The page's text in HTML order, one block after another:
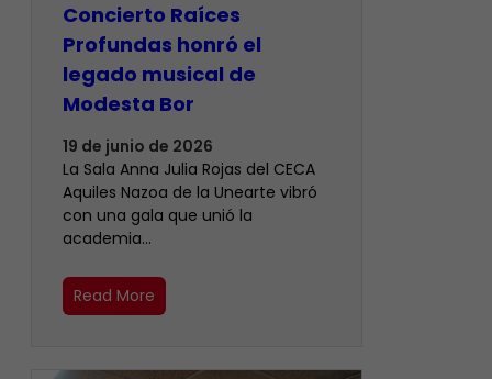
​Concierto Raíces
Profundas honró el
legado musical de
Modesta Bor
19 de junio de 2026
La Sala Anna Julia Rojas del CECA
Aquiles Nazoa de la Unearte vibró
con una gala que unió la
academia…
Read More